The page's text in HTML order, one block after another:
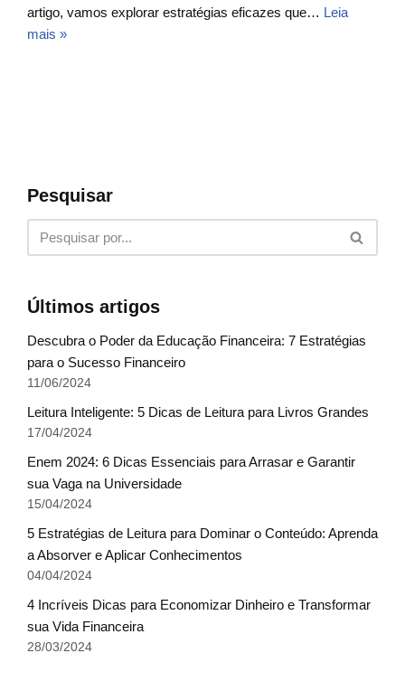
artigo, vamos explorar estratégias eficazes que… Leia
mais »
Pesquisar
Últimos artigos
Descubra o Poder da Educação Financeira: 7 Estratégias
para o Sucesso Financeiro
11/06/2024
Leitura Inteligente: 5 Dicas de Leitura para Livros Grandes
17/04/2024
Enem 2024: 6 Dicas Essenciais para Arrasar e Garantir
sua Vaga na Universidade
15/04/2024
5 Estratégias de Leitura para Dominar o Conteúdo: Aprenda
a Absorver e Aplicar Conhecimentos
04/04/2024
4 Incríveis Dicas para Economizar Dinheiro e Transformar
sua Vida Financeira
28/03/2024